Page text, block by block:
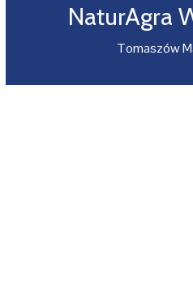
NaturAgra
Tomaszów